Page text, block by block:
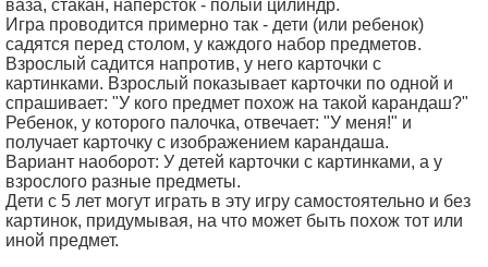
ваза, стакан, наперсток - полый цилиндр.
Игра проводится примерно так - дети (или ребенок)
садятся перед столом, у каждого набор предметов.
Взрослый садится напротив, у него карточки с
картинками. Взрослый показывает карточки по одной и
спрашивает: "У кого предмет похож на такой карандаш?"
Ребенок, у которого палочка, отвечает: "У меня!" и
получает карточку с изображением карандаша.
Вариант наоборот: У детей карточки с картинками, а у
взрослого разные предметы.
Дети с 5 лет могут играть в эту игру самостоятельно и без
картинок, придумывая, на что может быть похож тот или
иной предмет.